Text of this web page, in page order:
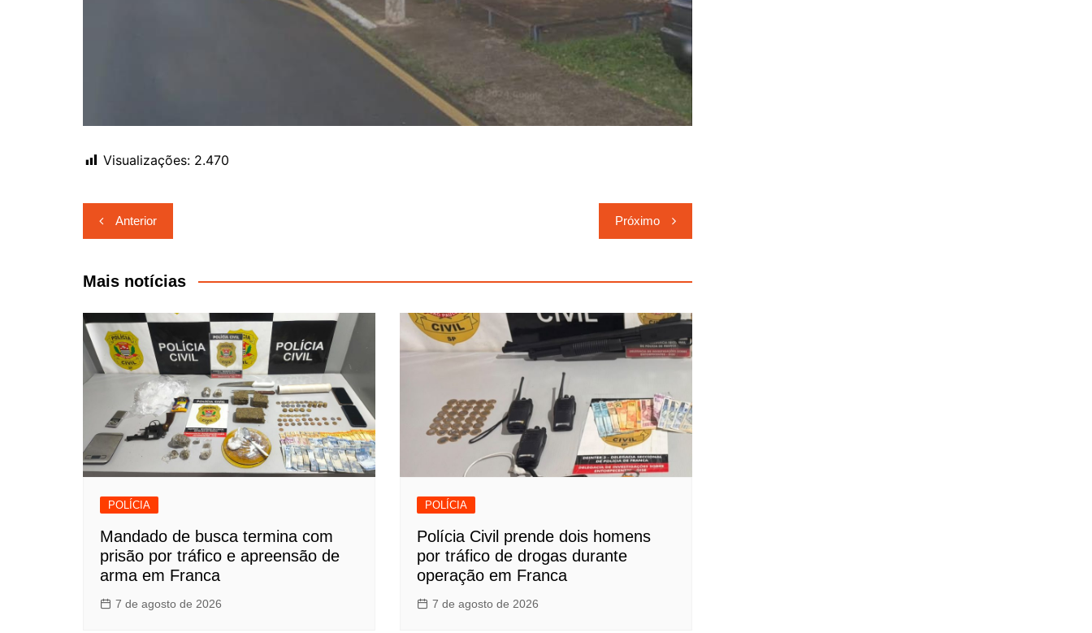
Visualizações: 2.470
Navegação
de
Post
Anterior Próximo
Mais notícias
POLÍCIA
Mandado de busca termina com
prisão por tráfico e apreensão de
arma em Franca
7 de agosto de 2026
POLÍCIA
Polícia Civil prende dois homens
por tráfico de drogas durante
operação em Franca
7 de agosto de 2026